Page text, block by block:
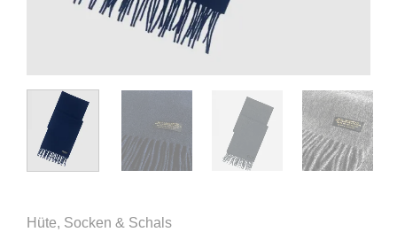
Hüte, Socken & Schals